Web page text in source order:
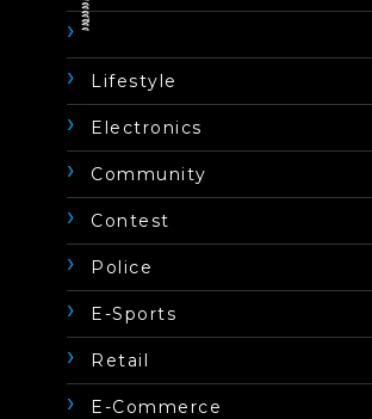
Lifestyle
Electronics
Community
Contest
Police
E-Sports
Retail
E-Commerce